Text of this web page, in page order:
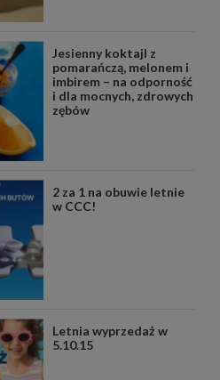
Jesienny koktajl z
pomarańczą, melonem i
imbirem – na odporność
i dla mocnych, zdrowych
zębów
2 za 1 na obuwie letnie
w CCC!
Letnia wyprzedaż w
5.10.15